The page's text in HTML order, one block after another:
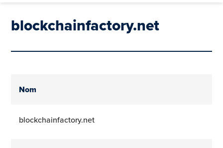
blockchainfactory.net
Nom
blockchainfactory.net